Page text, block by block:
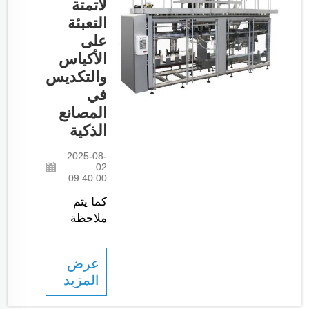
وتقليل
العمالة
الزائدة في
عمليات
الجملة.
وبفضل
التعبئة الآلية،
يمكن
العمل...
لأتمتة
التعبئة
على
الأكياس
والتكديس
في
المصانع
الذكية
2025-08-
02
09:40:00
كما يتم
ملاحظة
التقنيات
العالية في
المجتمع
عرض
المزيد